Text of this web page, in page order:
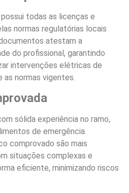
todas as licenças e
normas regulatórias locais
atestam a
do profissional, garantindo
intervenções elétricas de
normas vigentes.
sólida experiência no ramo,
de emergência.
comprovado são mais
situações complexas e
eficiente, minimizando riscos